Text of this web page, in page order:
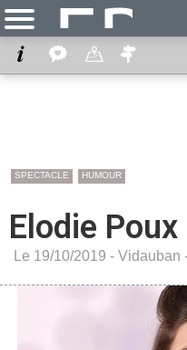
SPECTACLE HUMOUR
Elodie Poux
Le 19/10/2019 - Vidauban